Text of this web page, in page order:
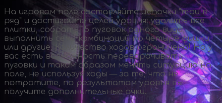
На игровом поле составляйте цепочки "три в
ряд" и достигайте целей уровня: удалить все
плитки, собрать 15 пуговок одного вида,
выполнить семь комбинаций по четыре фишки
или другие. Количество ходов ограничено! Но у
вас есть возможность переворачивать
пуговки и таким образом менять ситуацию на
поле, не используя ходы — за те, что не
потратите, по результатам уровня вы
получите дополнительные очки.